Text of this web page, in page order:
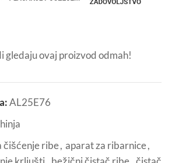
gledaju ovaj proizvod odmah!
AL25E76
čišćenje ribe, aparat za ribarnice,